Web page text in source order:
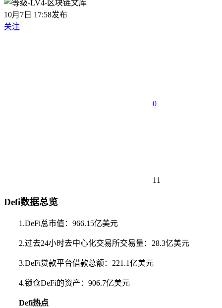
10月7日 17:58发布
关注
0
11
Defi数据总览
1.DeFi总市值：966.15亿美元
2.过去24小时去中心化交易所交易量：28.3亿美元
3.DeFi贷款平台借款总额：221.1亿美元
4.锁仓DeFi的资产：906.7亿美元
Defi热点